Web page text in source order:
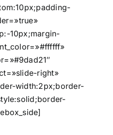
10px;margin-
right»
width:2px;border-